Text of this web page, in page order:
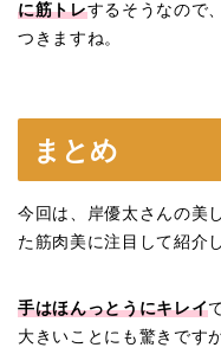
に筋トレするそうなので
つきますね。
まとめ
今回は、岸優太さんの美
た筋肉美に注目して紹介
手はほんっとうにキレイ
大きいことにも驚きです